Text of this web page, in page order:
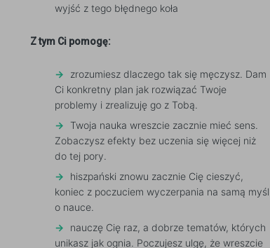
wyjść z tego błędnego koła
Z tym Ci pomogę:
zrozumiesz dlaczego tak się męczysz. Dam
Ci konkretny plan jak rozwiązać Twoje
problemy i zrealizuję go z Tobą.
Twoja nauka wreszcie zacznie mieć sens.
Zobaczysz efekty bez uczenia się więcej niż
do tej pory.
hiszpański znowu zacznie Cię cieszyć,
koniec z poczuciem wyczerpania na samą myśl
o nauce.
nauczę Cię raz, a dobrze tematów, których
unikasz jak ognia. Poczujesz ulgę, że wreszcie